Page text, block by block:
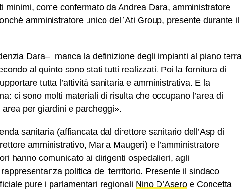
minimi, come confermato da Andrea Dara, amministratore
amministratore unico dell’Ati Group, presente durante il
Dara– manca la definizione degli impianti al piano terra
al quinto sono stati tutti realizzati. Poi la fornitura di
tutta l’attività sanitaria e amministrativa. E la
ci sono molti materiali di risulta che occupano l’area di
per giardini e parcheggi».
sanitaria (affiancata dal direttore sanitario dell’Asp di
amministrativo, Maria Maugeri) e l’amministratore
hanno comunicato ai dirigenti ospedalieri, agli
politica del territorio. Presente il sindaco
pure i parlamentari regionali Nino D’Asero e Concetta